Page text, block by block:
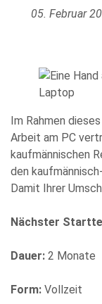
05. Februar
Im Rahmen
Arbeit am PC
kaufmännischen
den
Damit Ihrer
Nächster
Dauer: 2 Monate
Form: Vollzeit
Bitte
füllen
Sie
leave
field